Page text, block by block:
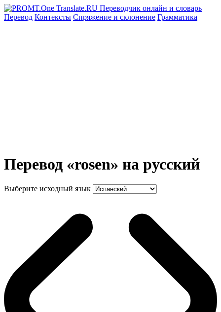
Перевод Контексты Спряжение и склонение Грамматика
Перевод «rosen» на русский
Выберите исходный язык